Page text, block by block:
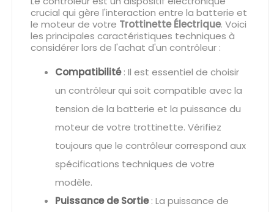
crucial qui gère l'interaction entre la batterie et
le moteur de votre Trottinette Électrique. Voici
les principales caractéristiques techniques à
considérer lors de l'achat d'un contrôleur :
Compatibilité: Il est essentiel de choisir
un contrôleur qui soit compatible avec la
tension de la batterie et la puissance du
moteur de votre trottinette. Vérifiez
toujours que le contrôleur correspond aux
spécifications techniques de votre
modèle.
Puissance de Sortie: La puissance de